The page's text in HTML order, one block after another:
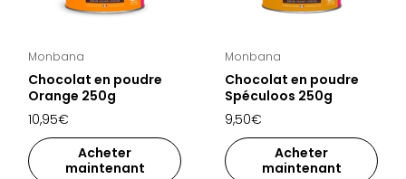
Monbana
Chocolat en poudre
Orange 250g
10,95€
Acheter
maintenant
Monbana
Chocolat en poudre
Spéculoos 250g
9,50€
Acheter
maintenant